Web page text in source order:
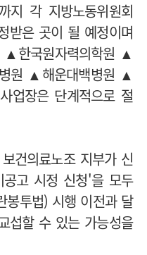
지 각 지방노동위원회
받은 곳이 될 예정이며
한국원자력의학원 ▲
원 ▲해운대백병원 ▲
업장은 단계적으로 절
건의료노조 지부가 신
고 시정 신청'을 모두
봉투법) 시행 이전과 달
섭할 수 있는 가능성을